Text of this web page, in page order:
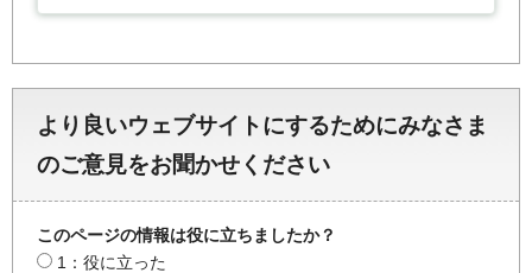
より良いウェブサイトにするためにみなさま
のご意見をお聞かせください
このページの情報は役に立ちましたか？
1：役に立った